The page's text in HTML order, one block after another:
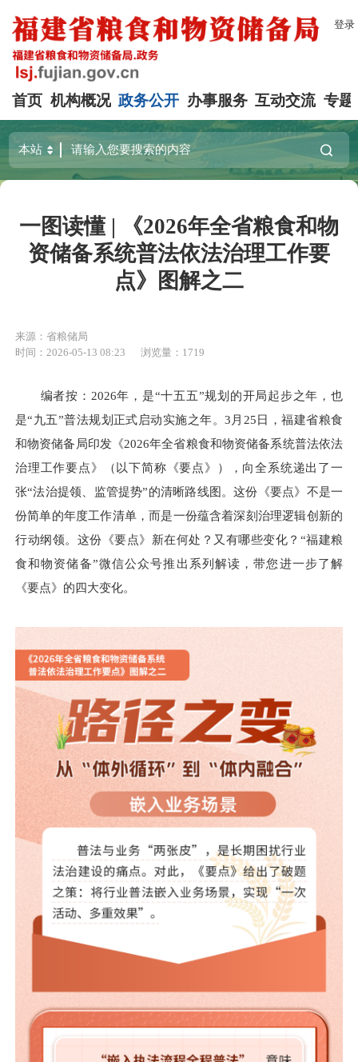
登录
首页 机构概况 政务公开 办事服务 互动交流 专题
一图读懂 | 《2026年全省粮食和物
资储备系统普法依法治理工作要
点》图解之二
来源：省粮储局
时间：2026-05-13 08:23
浏览量：1719
编者按：2026年，是“十五五”规划的开局起步之年，也
是“九五”普法规划正式启动实施之年。3月25日，福建省粮食
和物资储备局印发《2026年全省粮食和物资储备系统普法依法
治理工作要点》（以下简称《要点》），向全系统递出了一
张“法治提领、监管提势”的清晰路线图。这份《要点》不是一
份简单的年度工作清单，而是一份蕴含着深刻治理逻辑创新的
行动纲领。这份《要点》新在何处？又有哪些变化？“福建粮
食和物资储备”微信公众号推出系列解读，带您进一步了解
《要点》的四大变化。